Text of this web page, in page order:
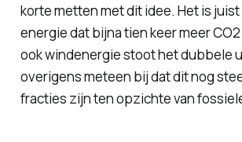
korte metten met dit idee. Het is
energie dat bijna tien keer meer
ook windenergie stoot het dubbele
overigens meteen bij dat dit nog
fracties zijn ten opzichte van